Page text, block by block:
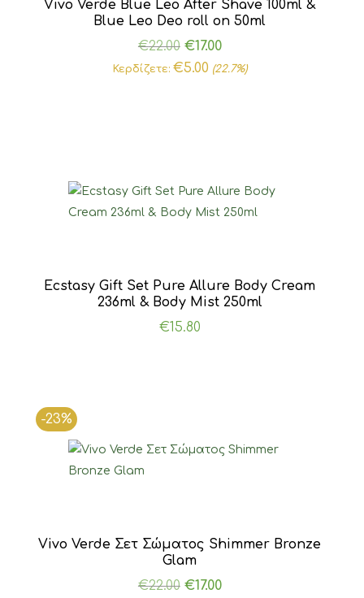
Vivo Verde Blue Leo After Shave 100ml &
Blue Leo Deo roll on 50ml
€22.00 Original
price
€17.00Η
τρέχουσα
Κερδίζετε: €5.00 (22.7%)
Ecstasy Gift Set Pure Allure Body Cream
236ml & Body Mist 250ml
€15.80
-23%
Vivo Verde Σετ Σώματος Shimmer Bronze
Glam
€22.00 Original
€17.00Η